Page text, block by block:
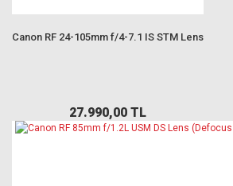
Canon RF 24-105mm f/4-7.1 IS STM Lens
27.990,00 TL